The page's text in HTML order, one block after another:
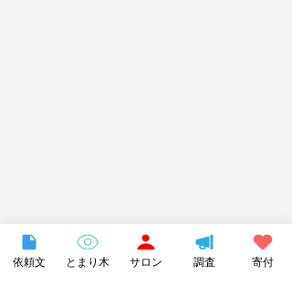
依頼文 とまり木 サロン 調査 寄付